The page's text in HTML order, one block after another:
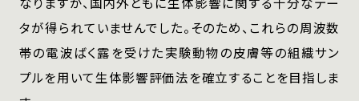
タが得られていませんでした。そのため、これらの周波数
帯の電波ばく露を受けた実験動物の皮膚等の組織サン
プルを用いて生体影響評価法を確立することを目指しま